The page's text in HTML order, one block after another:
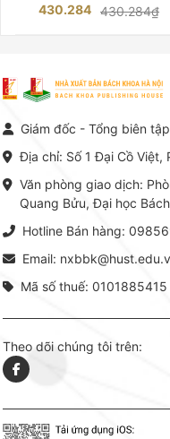
trường của Cố Giáo sư, Tiến sĩ
Phạm Luận là một trong những
vực Hóa học phân tích tại Việt
Nam hiện nay. Bộ sách mang
đến một hệ thống tri thức hoàn
thuật thực hành -> Ứng dụng
khoa Hà Nội ấn hành cả hai
430.284 430.284₫
Giám đốc - Tổng biên
Địa chỉ: Số 1 Đại Cồ Việt,
Văn phòng giao dịch:
Quang Bửu, Đại học
Hotline Bán hàng:
Email:
Mã số thuế: 0101885415
Theo dõi chúng tôi trên: